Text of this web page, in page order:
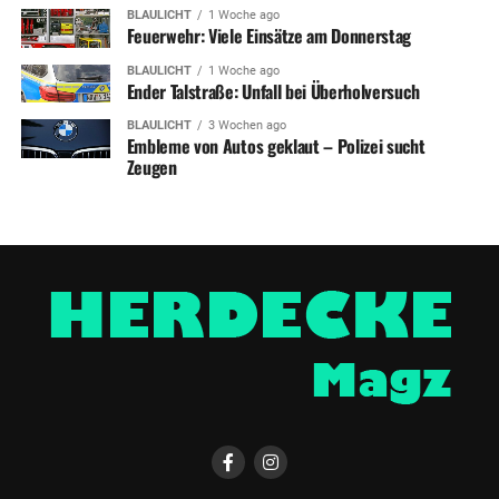
BLAULICHT 1 Woche ago
Feuerwehr: Viele Einsätze am Donnerstag
BLAULICHT 1 Woche ago
Ender Talstraße: Unfall bei Überholversuch
BLAULICHT 3 Wochen ago
Embleme von Autos geklaut – Polizei sucht
Zeugen